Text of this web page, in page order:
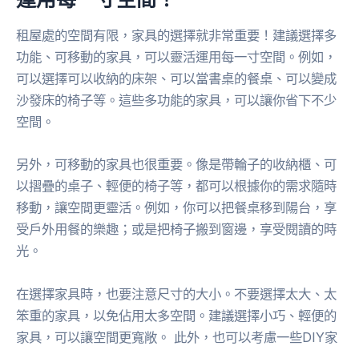
租屋處的空間有限，家具的選擇就非常重要！建議選擇多
功能、可移動的家具，可以靈活運用每一寸空間。例如，
可以選擇可以收納的床架、可以當書桌的餐桌、可以變成
沙發床的椅子等。這些多功能的家具，可以讓你省下不少
空間。
另外，可移動的家具也很重要。像是帶輪子的收納櫃、可
以摺疊的桌子、輕便的椅子等，都可以根據你的需求隨時
移動，讓空間更靈活。例如，你可以把餐桌移到陽台，享
受戶外用餐的樂趣；或是把椅子搬到窗邊，享受閱讀的時
光。
在選擇家具時，也要注意尺寸的大小。不要選擇太大、太
笨重的家具，以免佔用太多空間。建議選擇小巧、輕便的
家具，可以讓空間更寬敞。 此外，也可以考慮一些DIY家